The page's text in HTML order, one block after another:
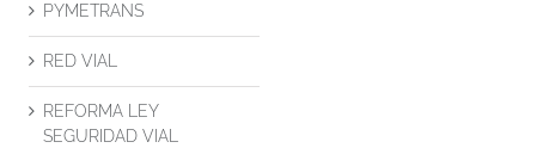
PYMETRANS
RED VIAL
REFORMA LEY
SEGURIDAD VIAL